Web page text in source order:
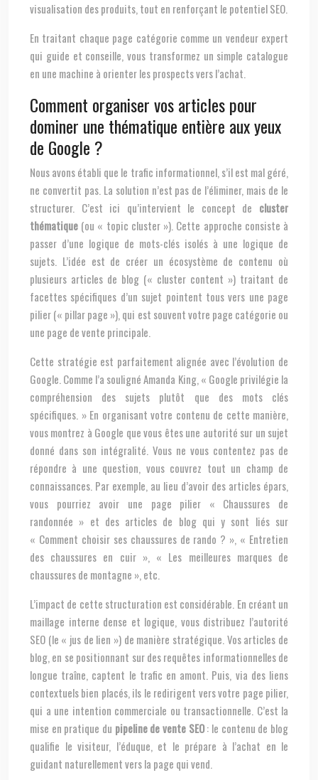
visualisation des produits, tout en renforçant le potentiel SEO.
En traitant chaque page catégorie comme un vendeur expert
qui guide et conseille, vous transformez un simple catalogue
en une machine à orienter les prospects vers l’achat.
Comment organiser vos articles pour
dominer une thématique entière aux yeux
de Google ?
Nous avons établi que le trafic informationnel, s’il est mal géré,
ne convertit pas. La solution n’est pas de l’éliminer, mais de le
structurer. C’est ici qu’intervient le concept de cluster
thématique (ou « topic cluster »). Cette approche consiste à
passer d’une logique de mots-clés isolés à une logique de
sujets. L’idée est de créer un écosystème de contenu où
plusieurs articles de blog (« cluster content ») traitant de
facettes spécifiques d’un sujet pointent tous vers une page
pilier (« pillar page »), qui est souvent votre page catégorie ou
une page de vente principale.
Cette stratégie est parfaitement alignée avec l’évolution de
Google. Comme l’a souligné Amanda King, « Google privilégie la
compréhension des sujets plutôt que des mots clés
spécifiques. » En organisant votre contenu de cette manière,
vous montrez à Google que vous êtes une autorité sur un sujet
donné dans son intégralité. Vous ne vous contentez pas de
répondre à une question, vous couvrez tout un champ de
connaissances. Par exemple, au lieu d’avoir des articles épars,
vous pourriez avoir une page pilier « Chaussures de
randonnée » et des articles de blog qui y sont liés sur
« Comment choisir ses chaussures de rando ? », « Entretien
des chaussures en cuir », « Les meilleures marques de
chaussures de montagne », etc.
L’impact de cette structuration est considérable. En créant un
maillage interne dense et logique, vous distribuez l’autorité
SEO (le « jus de lien ») de manière stratégique. Vos articles de
blog, en se positionnant sur des requêtes informationnelles de
longue traîne, captent le trafic en amont. Puis, via des liens
contextuels bien placés, ils le redirigent vers votre page pilier,
qui a une intention commerciale ou transactionnelle. C’est la
mise en pratique du pipeline de vente SEO: le contenu de blog
qualifie le visiteur, l’éduque, et le prépare à l’achat en le
guidant naturellement vers la page qui vend.